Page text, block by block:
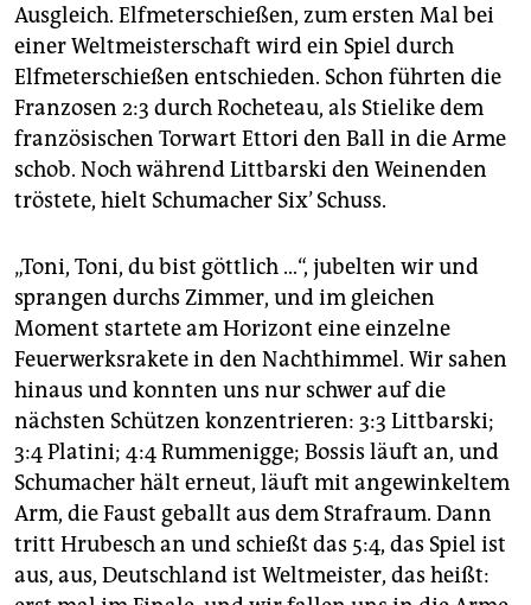
Ausgleich. Elfmeterschießen, zum ersten Mal bei
einer Weltmeisterschaft wird ein Spiel durch
Elfmeterschießen entschieden. Schon führten die
Franzosen 2:3 durch Roche­teau, als Stielike dem
französischen Torwart Ettori den Ball in die Arme
schob. Noch während Littbarski den Weinenden
tröstete, hielt Schumacher Six’ Schuss.
„Toni, Toni, du bist göttlich …“, jubelten wir und
sprangen durchs Zimmer, und im gleichen
Moment startete am Horizont eine einzelne
Feuerwerksrakete in den Nachthimmel. Wir sahen
hinaus und konnten uns nur schwer auf die
nächsten Schützen konzentrieren: 3:3 Littbarski;
3:4 Platini; 4:4 Rummenigge; Bossis läuft an, und
Schumacher hält erneut, läuft mit angewinkeltem
Arm, die Faust geballt aus dem Strafraum. Dann
tritt Hrubesch an und schießt das 5:4, das Spiel ist
aus, aus, Deutschland ist Weltmeister, das heißt: